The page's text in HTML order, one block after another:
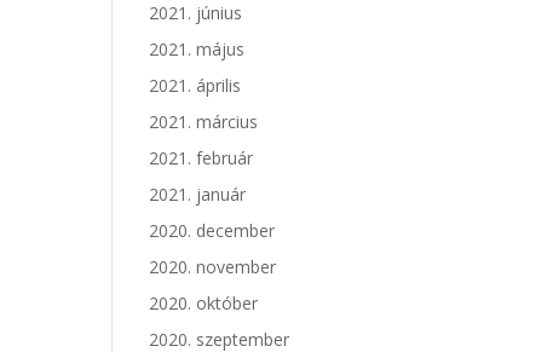
2021. június
2021. május
2021. április
2021. március
2021. február
2021. január
2020. december
2020. november
2020. október
2020. szeptember